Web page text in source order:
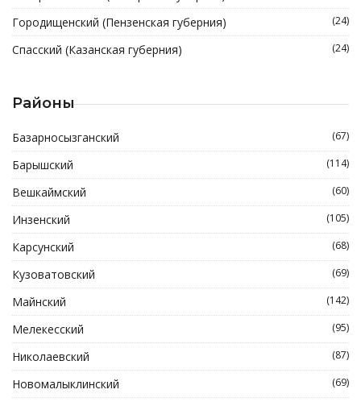
Городищенский (Пензенская губерния) (24)
Спасский (Казанская губерния) (24)
Районы
Базарносызганский (67)
Барышский (114)
Вешкаймский (60)
Инзенский (105)
Карсунский (68)
Кузоватовский (69)
Майнский (142)
Мелекесский (95)
Николаевский (87)
Новомалыклинский (69)